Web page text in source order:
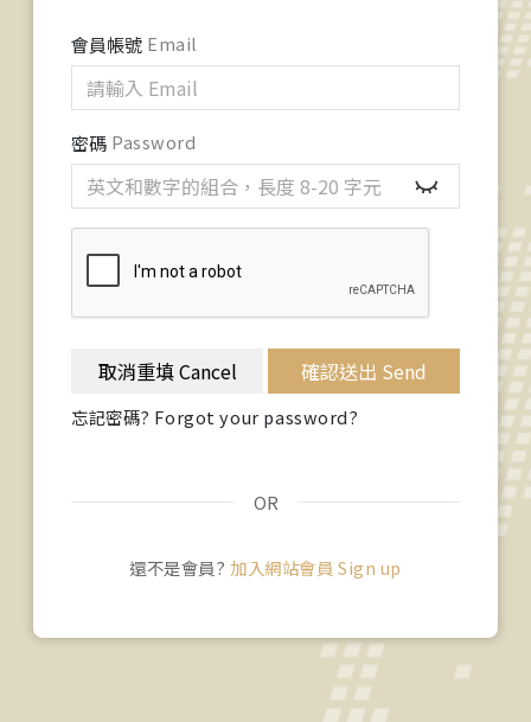
會員帳號 Email
密碼 Password
取消重填 Cancel 確認送出 Send
忘記密碼? Forgot your password?
OR
還不是會員? 加入網站會員 Sign up